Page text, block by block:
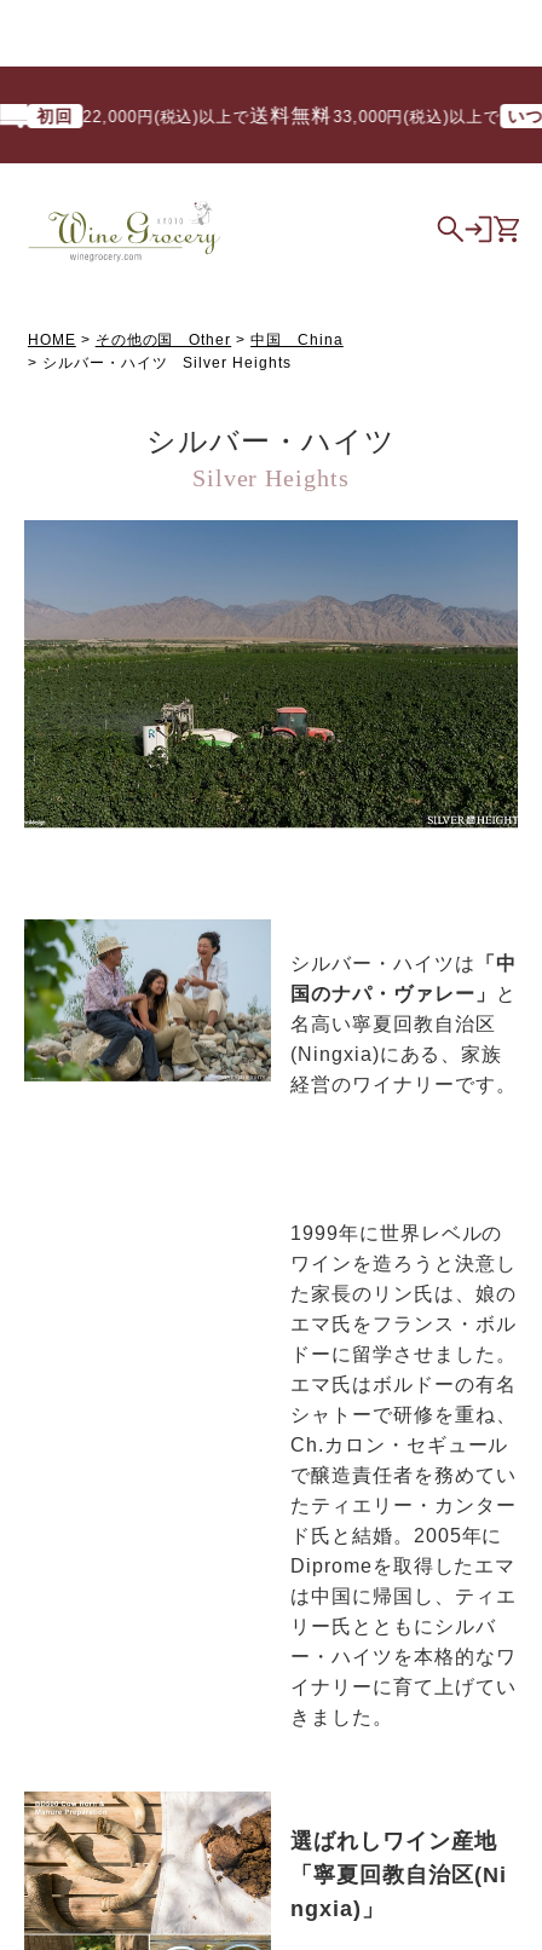
22,000円(税込)以上で送料無料/ 33,000円(税込)以上で いつでも
HOME その他の国 Other
中国 China
シルバー・ハイツ Silver Heights
シルバー・ハイツ
Silver Heights
シルバー・ハイツは 「中
国のナパ・ヴァレー」
と
名高い寧夏回教自治区
(Ningxia)にある、家族
経営のワイナリーです。
1999年に世界レベルの
ワインを造ろうと決意し
た家長のリン氏は、娘の
エマ氏をフランス・ボル
ドーに留学させました。
エマ氏はボルドーの有名
シャトーで研修を重ね、
Ch.カロン・セギュール
で醸造責任者を務めてい
たティエリー・カンター
ド氏と結婚。2005年に
Dipromeを取得したエマ
は中国に帰国し、ティエ
リー氏とともにシルバ
ー・ハイツを本格的なワ
イナリーに育て上げてい
きました。
選ばれしワイン産地
「寧夏回教自治区(Ni
ngxia)」